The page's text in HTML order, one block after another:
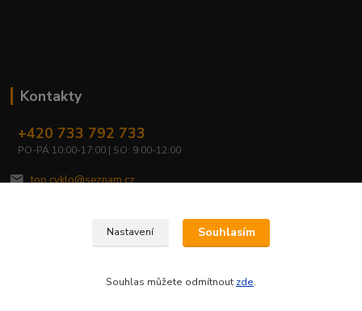
Kontakty
+420 733 792 733
PO-PÁ 10:00-17:00 | SO: 9:00-12:00
top.cyklo@seznam.cz
Nastavení Souhlasím
Souhlas můžete odmítnout zde.